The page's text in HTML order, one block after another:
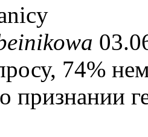
74%
признании